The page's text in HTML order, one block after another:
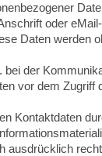
oder
Daten werden
der
vor dem Zugriff
Kontaktdaten
ausdrücklich